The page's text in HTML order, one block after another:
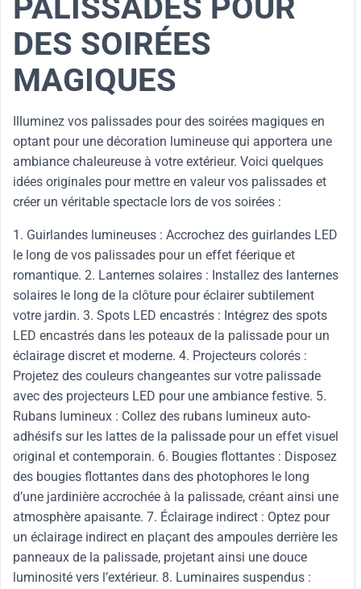
PALISSADES POUR
DES SOIRÉES
MAGIQUES
Illuminez vos palissades pour des soirées magiques en
optant pour une décoration lumineuse qui apportera une
ambiance chaleureuse à votre extérieur. Voici quelques
idées originales pour mettre en valeur vos palissades et
créer un véritable spectacle lors de vos soirées :
1. Guirlandes lumineuses : Accrochez des guirlandes LED
le long de vos palissades pour un effet féerique et
romantique. 2. Lanternes solaires : Installez des lanternes
solaires le long de la clôture pour éclairer subtilement
votre jardin. 3. Spots LED encastrés : Intégrez des spots
LED encastrés dans les poteaux de la palissade pour un
éclairage discret et moderne. 4. Projecteurs colorés :
Projetez des couleurs changeantes sur votre palissade
avec des projecteurs LED pour une ambiance festive. 5.
Rubans lumineux : Collez des rubans lumineux auto-
adhésifs sur les lattes de la palissade pour un effet visuel
original et contemporain. 6. Bougies flottantes : Disposez
des bougies flottantes dans des photophores le long
d’une jardinière accrochée à la palissade, créant ainsi une
atmosphère apaisante. 7. Éclairage indirect : Optez pour
un éclairage indirect en plaçant des ampoules derrière les
panneaux de la palissade, projetant ainsi une douce
luminosité vers l’extérieur. 8. Luminaires suspendus :